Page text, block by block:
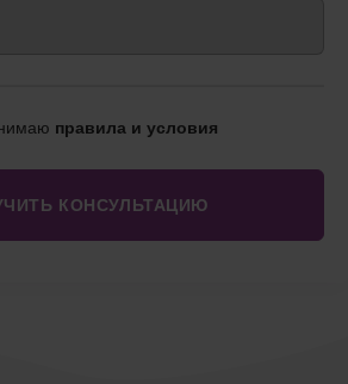
правила и условия